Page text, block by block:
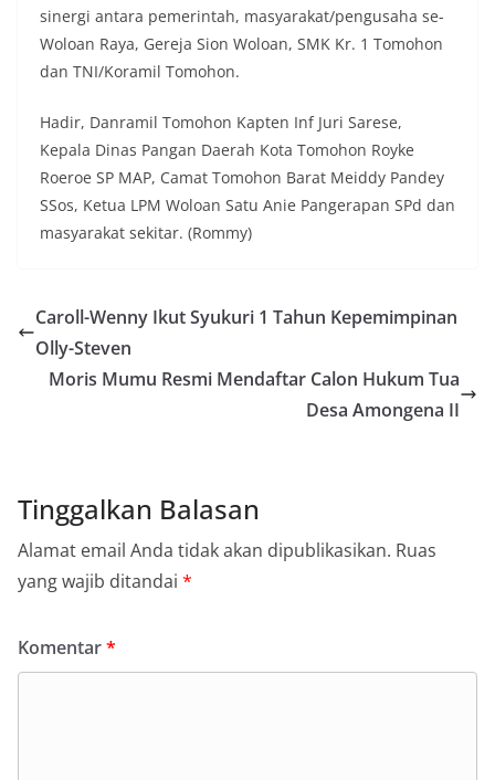
sinergi antara pemerintah, masyarakat/pengusaha se-
Woloan Raya, Gereja Sion Woloan, SMK Kr. 1 Tomohon
dan TNI/Koramil Tomohon.
Hadir, Danramil Tomohon Kapten Inf Juri Sarese,
Kepala Dinas Pangan Daerah Kota Tomohon Royke
Roeroe SP MAP, Camat Tomohon Barat Meiddy Pandey
SSos, Ketua LPM Woloan Satu Anie Pangerapan SPd dan
masyarakat sekitar. (Rommy)
Caroll-Wenny Ikut Syukuri 1 Tahun Kepemimpinan
Olly-Steven
Moris Mumu Resmi Mendaftar Calon Hukum Tua
Desa Amongena II
Tinggalkan Balasan
Alamat email Anda tidak akan dipublikasikan. Ruas
yang wajib ditandai *
Komentar*